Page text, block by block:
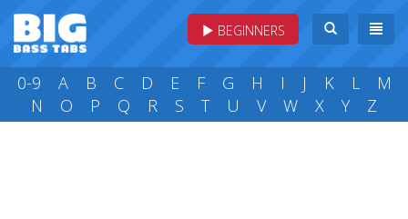
BEGINNERS
0-9 A B C D E F G H I J K L
M
N
O P Q R S T U V W X Y Z